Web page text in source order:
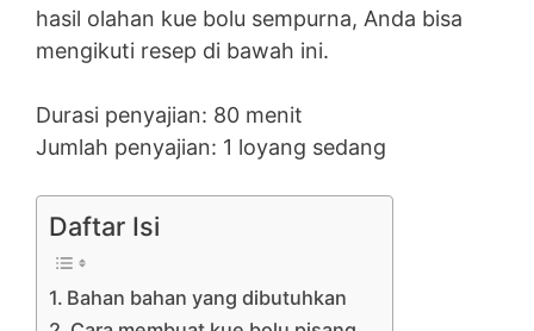
hasil olahan kue bolu sempurna, Anda bisa
mengikuti resep di bawah ini.
Durasi penyajian: 80 menit
Jumlah penyajian: 1 loyang sedang
Daftar Isi
Bahan bahan yang dibutuhkan